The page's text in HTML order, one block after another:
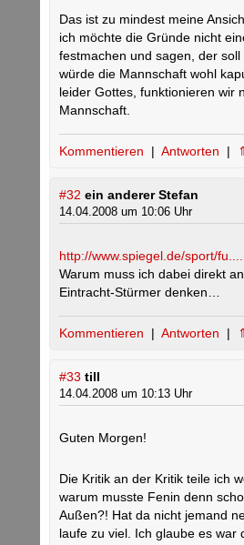
Das ist zu mindest meine
ich möchte die Gründe nicht
festmachen und sagen, der soll
würde die Mannschaft wohl
leider Gottes, funktionieren wir
Mannschaft.
Kommentieren | Antworten |
#32 ein anderer Stefan
14.04.2008 um 10:06 Uhr
http://www.spiegel.de/sport/
Warum muss ich dabei direkt
Eintracht-Stürmer denken…
Kommentieren | Antworten |
#33 till
14.04.2008 um 10:13 Uhr
Guten Morgen!
Die Kritik an der Kritik teile ich
warum musste Fenin denn
Außen?! Hat da nicht jemand
laufe zu viel. Ich glaube es war